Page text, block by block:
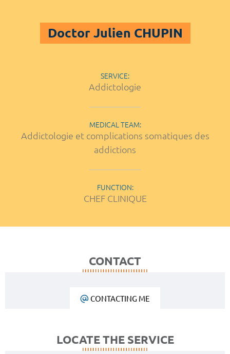
Doctor Julien CHUPIN
SERVICE:
Addictologie
MEDICAL TEAM:
Addictologie et complications somatiques des
addictions
FUNCTION:
CHEF CLINIQUE
CONTACT
CONTACTING ME
LOCATE THE SERVICE